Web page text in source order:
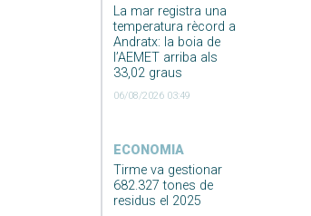
La mar registra una
temperatura rècord a
Andratx: la boia de
l’AEMET arriba als
33,02 graus
06/08/2026 03:49
ECONOMIA
Tirme va gestionar
682.327 tones de
residus el 2025